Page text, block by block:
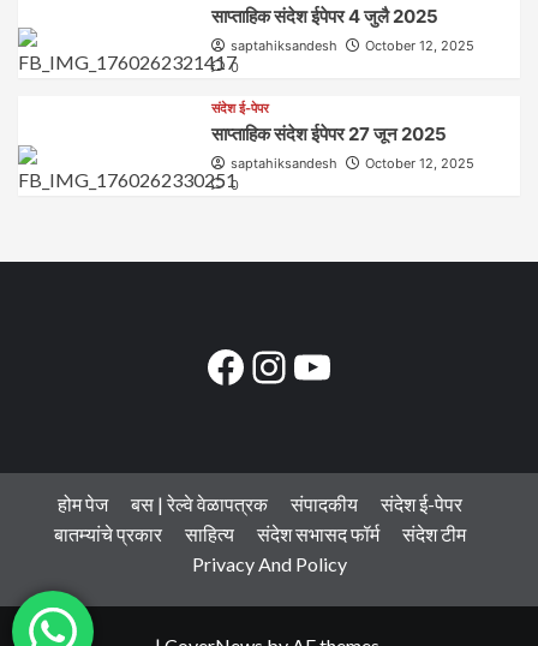
साप्ताहिक संदेश ईपेपर 4 जुलै 2025
saptahiksandesh
October 12, 2025
0
संदेश ई-पेपर
साप्ताहिक संदेश ईपेपर 27 जून 2025
saptahiksandesh
October 12, 2025
0
Facebook
Instagram
YouTube
होम पेज बस | रेल्वे वेळापत्रक संपादकीय
संदेश ई-पेपर
बातम्यांचे प्रकार
साहित्य संदेश सभासद फॉर्म
संदेश टीम
Privacy And Policy